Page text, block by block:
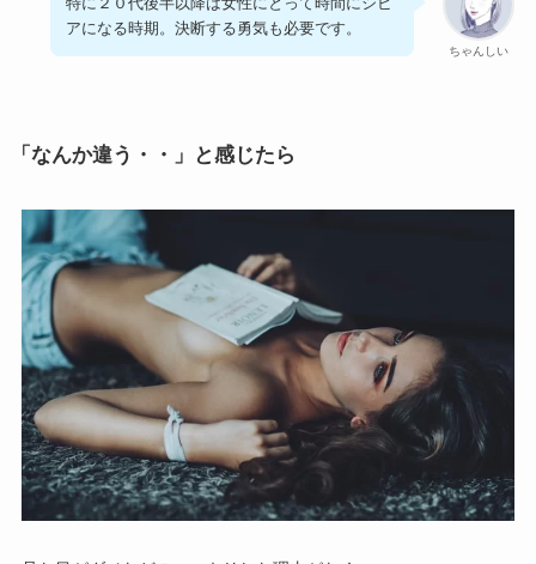
ちゃんしい
アになる時期。決断する勇気も必要です。
「なんか違う・・」と感じたら